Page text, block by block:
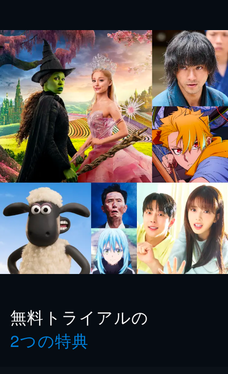
無料トライアルの
2つの特典